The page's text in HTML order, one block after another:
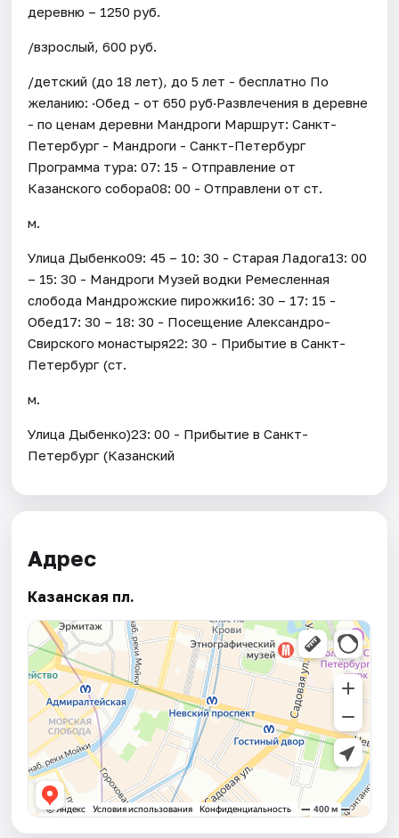
деревню – 1250 руб.
/взрослый, 600 руб.
/детский (до 18 лет), до 5 лет - бесплатно По
желанию: ·Обед - от 650 руб·Развлечения в деревне
- по ценам деревни Мандроги Маршрут: Санкт-
Петербург - Мандроги - Санкт-Петербург
Программа тура: 07: 15 - Отправление от
Казанского собора08: 00 - Отправлени от ст.
м.
Улица Дыбенко09: 45 – 10: 30 - Старая Ладога13: 00
– 15: 30 - Мандроги Музей водки Ремесленная
слобода Мандрожские пирожки16: 30 – 17: 15 -
Обед17: 30 – 18: 30 - Посещение Александро-
Свирского монастыря22: 30 - Прибытие в Санкт-
Петербург (ст.
м.
Улица Дыбенко)23: 00 - Прибытие в Санкт-
Петербург (Казанский
Адрес
Казанская пл.